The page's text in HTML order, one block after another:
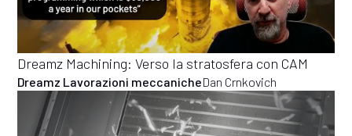
Dreamz Machining: Verso la stratosfera con CAM
Dreamz Lavorazioni meccanicheDan Crnkovich